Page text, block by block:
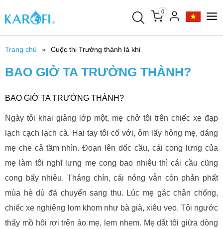
0
Trang chủ Cuộc thi Trưởng thành là khi
BAO GIỜ TA TRƯỞNG THÀNH?
BAO GIỜ TA TRƯỞNG THÀNH?
Ngày tôi khai giảng lớp một, mẹ chở tôi trên chiếc xe đạp
lạch cạch lạch cà. Hai tay tôi cố với, ôm lấy hông mẹ, dáng
mẹ che cả tầm nhìn. Đoạn lên dốc cầu, cái cong lưng của
mẹ làm tôi nghĩ lưng mẹ cong bao nhiêu thì cái cầu cũng
cong bấy nhiêu. Tháng chín, cái nóng vẫn còn phản phất
mùa hè dù đã chuyển sang thu. Lúc mẹ gác chân chống,
chiếc xe nghiêng lom khom như bà già, xiêu vẹo. Tôi ngước
thấy mồ hôi rơi trên áo mẹ, lem nhem. Mẹ dắt tôi giữa dòng